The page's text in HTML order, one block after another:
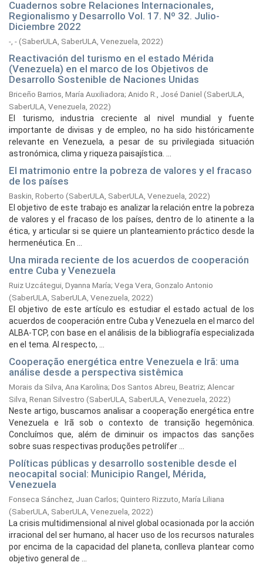
Cuadernos sobre Relaciones Internacionales,
Regionalismo y Desarrollo Vol. 17. Nº 32. Julio-
Diciembre 2022
-, -(SaberULA, SaberULA, Venezuela, 2022)
Reactivación del turismo en el estado Mérida
(Venezuela) en el marco de los Objetivos de
Desarrollo Sostenible de Naciones Unidas
Briceño Barrios, María Auxiliadora; Anido R., José Daniel (SaberULA,
SaberULA, Venezuela, 2022)
El turismo, industria creciente al nivel mundial y fuente
importante de divisas y de empleo, no ha sido históricamente
relevante en Venezuela, a pesar de su privilegiada situación
astronómica, clima y riqueza paisajística. ...
El matrimonio entre la pobreza de valores y el fracaso
de los países
Baskin, Roberto (SaberULA, SaberULA, Venezuela, 2022)
El objetivo de este trabajo es analizar la relación entre la pobreza
de valores y el fracaso de los países, dentro de lo atinente a la
ética, y articular si se quiere un planteamiento práctico desde la
hermenéutica. En ...
Una mirada reciente de los acuerdos de cooperación
entre Cuba y Venezuela
Ruiz Uzcátegui, Dyanna María; Vega Vera, Gonzalo Antonio
(SaberULA, SaberULA, Venezuela, 2022)
El objetivo de este artículo es estudiar el estado actual de los
acuerdos de cooperación entre Cuba y Venezuela en el marco del
ALBA-TCP, con base en el análisis de la bibliografía especializada
en el tema. Al respecto, ...
Cooperação energética entre Venezuela e Irã: uma
análise desde a perspectiva sistêmica
Morais da Silva, Ana Karolina; Dos Santos Abreu, Beatriz; Alencar
Silva, Renan Silvestro (SaberULA, SaberULA, Venezuela, 2022)
Neste artigo, buscamos analisar a cooperação energética entre
Venezuela e Irã sob o contexto de transição hegemônica.
Concluímos que, além de diminuir os impactos das sanções
sobre suas respectivas produções petrolífer ...
Políticas públicas y desarrollo sostenible desde el
neocapital social: Municipio Rangel, Mérida,
Venezuela
Fonseca Sánchez, Juan Carlos; Quintero Rizzuto, María Liliana
(SaberULA, SaberULA, Venezuela, 2022)
La crisis multidimensional al nivel global ocasionada por la acción
irracional del ser humano, al hacer uso de los recursos naturales
por encima de la capacidad del planeta, conlleva plantear como
objetivo general de ...